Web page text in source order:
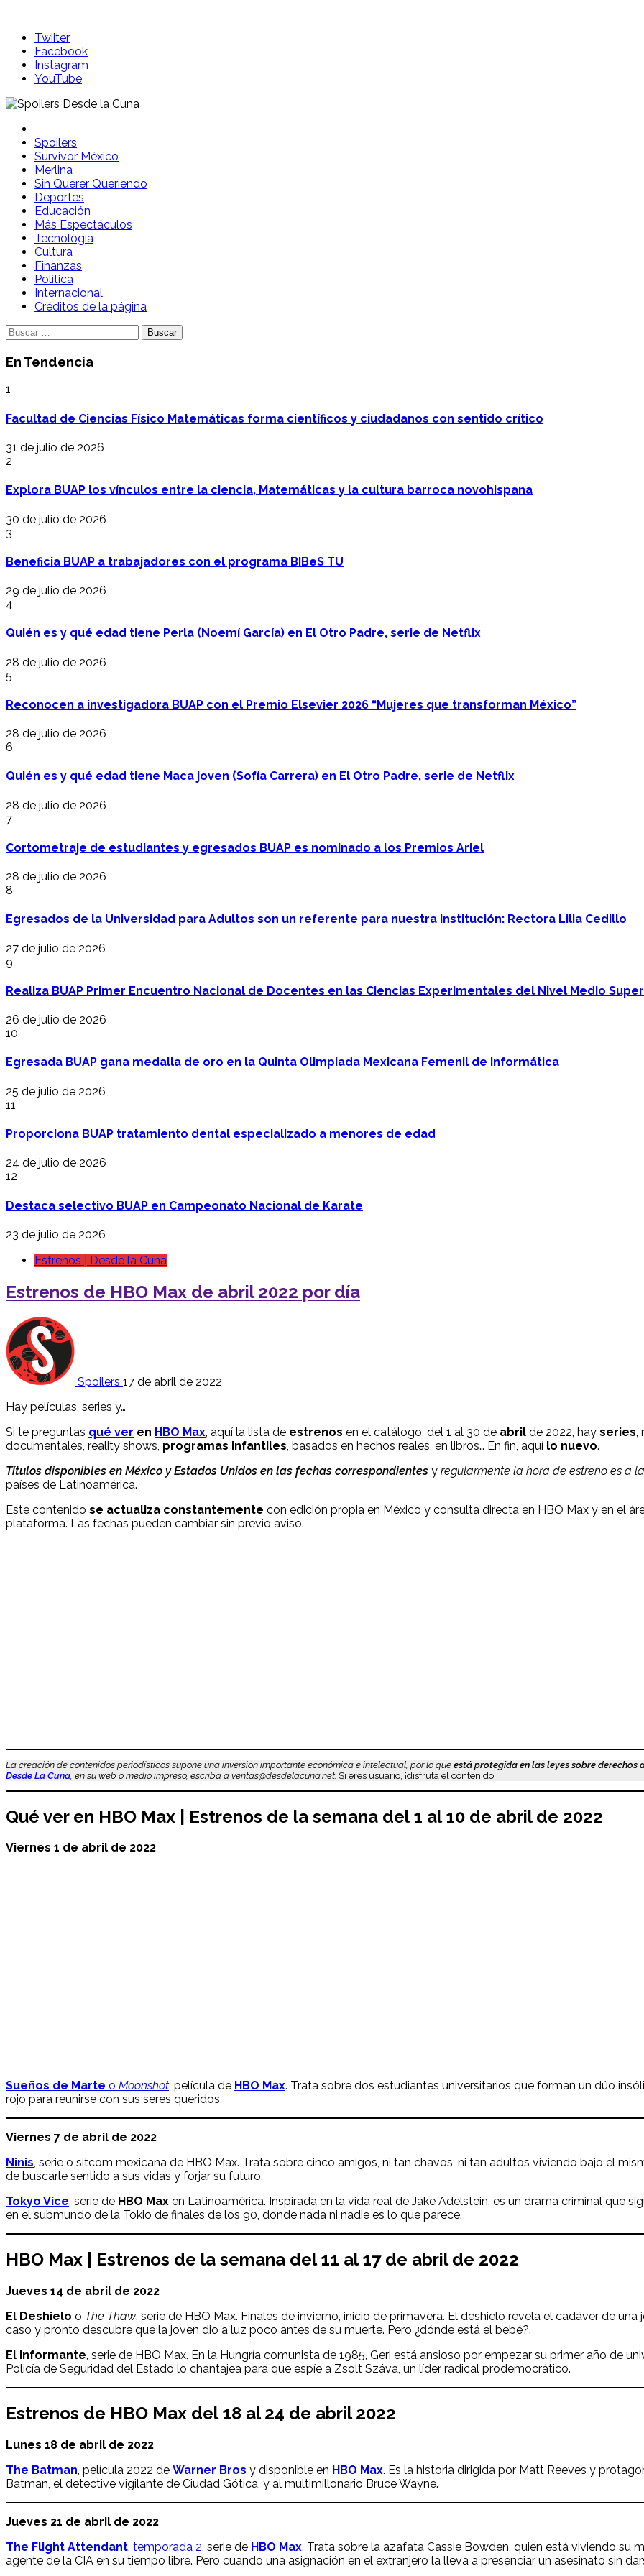
contentTwiiter
Facebook
Instagram
YouTube
Spoilers Desde la Cuna
Sitio con información sobre series, película, reality shows y telenovelas
Spoilers
Survivor México
Merlina
Sin Querer Queriendo
Deportes
Educación
Más Espectáculos
Tecnología
Cultura
Finanzas
Política
Internacional
Créditos de la página
Buscar:
En Tendencia
1
Facultad de Ciencias Físico Matemáticas forma científicos y ciudadanos con sentido crítico
31 de julio de 2026
2
Explora BUAP los vínculos entre la ciencia, Matemáticas y la cultura barroca novohispana
30 de julio de 2026
3
Beneficia BUAP a trabajadores con el programa BIBeS TU
29 de julio de 2026
4
Quién es y qué edad tiene Perla (Noemí García) en El Otro Padre, serie de Netflix
28 de julio de 2026
5
Reconocen a investigadora BUAP con el Premio Elsevier 2026 “Mujeres que transforman México”
28 de julio de 2026
6
Quién es y qué edad tiene Maca joven (Sofía Carrera) en El Otro Padre, serie de Netflix
28 de julio de 2026
7
Cortometraje de estudiantes y egresados BUAP es nominado a los Premios Ariel
28 de julio de 2026
8
Egresados de la Universidad para Adultos son un referente para nuestra institución: Rectora Lilia Cedillo
27 de julio de 2026
9
Realiza BUAP Primer Encuentro Nacional de Docentes en las Ciencias Experimentales del Nivel Medio
26 de julio de 2026
10
Egresada BUAP gana medalla de oro en la Quinta Olimpiada Mexicana Femenil de Informática
25 de julio de 2026
11
Proporciona BUAP tratamiento dental especializado a menores de edad
24 de julio de 2026
12
Destaca selectivo BUAP en Campeonato Nacional de Karate
23 de julio de 2026
Estrenos | Desde la Cuna
Estrenos de HBO Max de abril 2022 por día
Spoilers 17 de abril de 2022
Hay películas, series y…
Si te preguntas qué ver en HBO Max , aquí la lista de estrenos en el catálogo, del 1 al 30 de abril de 2022, hay series
documentales, reality shows, programas infantiles , basados en hechos reales, en libros… En fin, aquí lo nuevo.
Títulos disponibles en México y Estados Unidos en las fechas correspondientes y regularmente la hora de estreno es a
países de Latinoamérica.
Este contenido se actualiza constantemente con edición propia en México y consulta directa en HBO Max y en el
plataforma. Las fechas pueden cambiar sin previo aviso.
La creación de contenidos periodísticos supone una inversión importante económica e intelectual, por lo que está protegida en las leyes sobre derechos
Desde La Cuna , en su web o medio impreso, escriba a ventas@desdelacuna.net. Si eres usuario, ¡disfruta el contenido!
Qué ver en HBO Max | Estrenos de la semana del 1 al 10 de abrilde 2022
Viernes 1 de abril de 2022
Sueños de Marte o Moonshot, película de HBO Max. Trata sobre dos estudiantes universitarios que forman un dúo
rojo para reunirse con sus seres queridos.
Viernes 7 de abril de 2022
Ninis, serie o sitcom mexicana de HBO Max. Trata sobre cinco amigos, ni tan chavos, ni tan adultos viviendo bajo el
de buscarle sentido a sus vidas y forjar su futuro.
Tokyo Vice, serie de HBO Max en Latinoamérica. Inspirada en la vida real de Jake Adelstein, es un drama criminal que
en el submundo de la Tokio de finales de los 90, donde nada ni nadie es lo que parece.
HBO Max | Estrenos de la semana del 11 al 17 de abrilde 2022
Jueves 14 de abril de 2022
El Deshielo o The Thaw, serie de HBO Max. Finales de invierno, inicio de primavera. El deshielo revela el cadáver de
caso y pronto descubre que la joven dio a luz poco antes de su muerte. Pero ¿dónde está el bebé?.
El Informante, serie de HBO Max. En la Hungría comunista de 1985, Geri está ansioso por empezar su primer año de
Policía de Seguridad del Estado lo chantajea para que espíe a Zsolt Száva, un líder radical prodemocrático.
Estrenos de HBO Max del 18 al 24 de abril2022
Lunes 18 de abril de 2022
The Batman, película 2022 de Warner Bros y disponible en HBO Max. Es la historia dirigida por Matt Reeves y
Batman, el detective vigilante de Ciudad Gótica, y al multimillonario Bruce Wayne.
Jueves 21 de abril de 2022
The Flight Attendant, temporada 2, serie de HBO Max. Trata sobre la azafata Cassie Bowden, quien está viviendo su
agente de la CIA en su tiempo libre. Pero cuando una asignación en el extranjero la lleva a presenciar un asesinato sin